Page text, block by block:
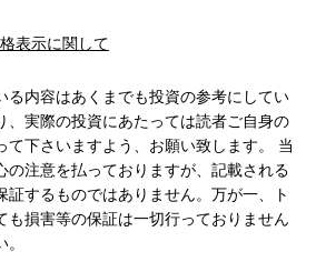
表示に関して
る内容はあくまでも投資の参考にしてい
、実際の投資にあたっては読者ご自身の
て下さいますよう、お願い致します。 当
の注意を払っておりますが、記載される
証するものではありません。万が一、ト
も損害等の保証は一切行っておりません